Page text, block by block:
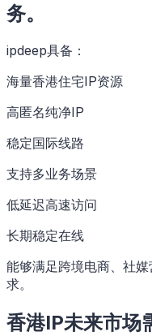
务。
ipdeep具备：
海量香港住宅IP资源
高匿名纯净IP
稳定国际线路
支持多业务场景
低延迟高速访问
长期稳定在线
能够满足跨境电商、社
求。
香港IP未来市场